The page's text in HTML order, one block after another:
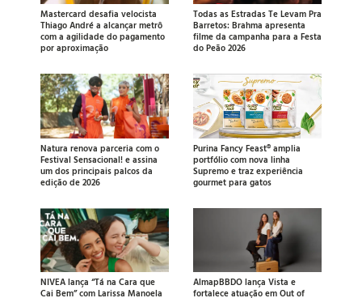
Mastercard desafia velocista
Thiago André a alcançar metrô
com a agilidade do pagamento
por aproximação
Todas as Estradas Te Levam Pra
Barretos: Brahma apresenta
filme da campanha para a Festa
do Peão 2026
Natura renova parceria com o
Festival Sensacional! e assina
um dos principais palcos da
edição de 2026
Purina Fancy Feast® amplia
portfólio com nova linha
Supremo e traz experiência
gourmet para gatos
NIVEA lança “Tá na Cara que
Cai Bem” com Larissa Manoela
AlmapBBDO lança Vista e
fortalece atuação em Out of